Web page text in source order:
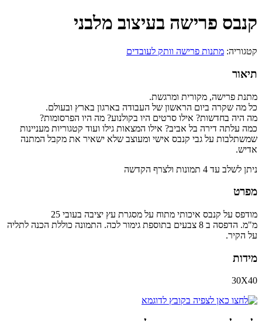
קנבס פרישה בעיצוב מלבני
קטגוריה: מתנות פרישה וותק לעובדים
תיאור
מתנת פרישה, מקורית ומרגשת.
כל מה שקרה ביום הראשון של העבודה בארגון בארץ ובעולם.
מה היה בחדשות? אילו סרטים היו בקולנוע? מה היו הפרסומות?
כמה עלתה דירה בל אביב? אילו המצאות גילו ועוד קטגוריות מעניינות
שמשתלבות על גבי קנבס אישי ומעוצב שלא ישאיר את מקבל המתנה
אדיש.
ניתן לשלב עד 4 תמונות ולצרף הקדשה
מפרט
מודפס על קנבס איכותי מתוח על מסגרת עץ יציבה בעובי 25
מ"מ. הדפסה ב 8 צבעים בתוספת גימור לכה. התמונה כוללת הכנה לתליה
על הקיר.
מידות
30X40